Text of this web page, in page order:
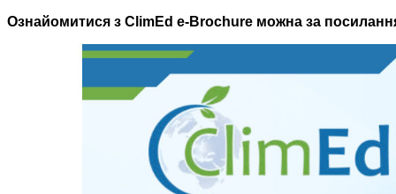
Ознайомитися з ClimEd e-Brochure можна за